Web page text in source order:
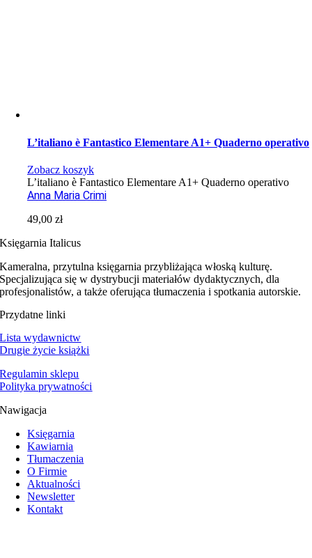
L’italiano è Fantastico Elementare A1+ Quaderno operativo
Zobacz koszyk
L’italiano è Fantastico Elementare A1+ Quaderno operativo
Anna Maria Crimi
49,00zł
Księgarnia Italicus
Kameralna, przytulna księgarnia przybliżająca włoską kulturę.
Specjalizująca się w dystrybucji materiałów dydaktycznych, dla
profesjonalistów, a także oferująca tłumaczenia i spotkania autorskie.
Przydatne linki
Lista wydawnictw
Drugie życie książki
Regulamin sklepu
Polityka prywatności
Nawigacja
Księgarnia
Kawiarnia
Tłumaczenia
O Firmie
Aktualności
Newsletter
Kontakt